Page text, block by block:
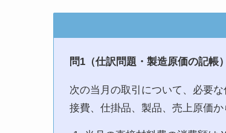
問1（仕訳問題・製造原価の記帳）
次の当月の取引について、必要
接費、仕掛品、製品、売上原価か